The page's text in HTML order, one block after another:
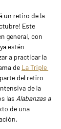
un retiro de la
Este
general, con
estén
a practicar la
de La Triple
del retiro
de la
las Alabanzas a
de una